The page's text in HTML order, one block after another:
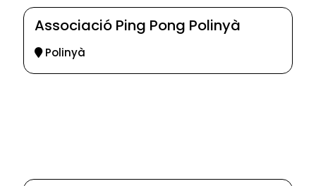
Associació Ping Pong Polinyà
Polinyà